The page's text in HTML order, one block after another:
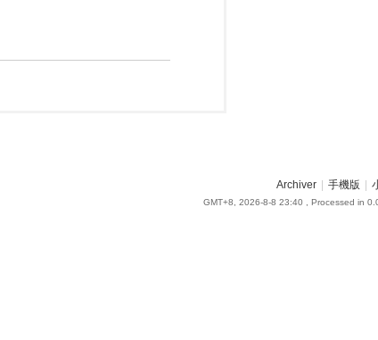
Archiver 手機版
GMT+8, 2026-8-8 23:40 , Processed in